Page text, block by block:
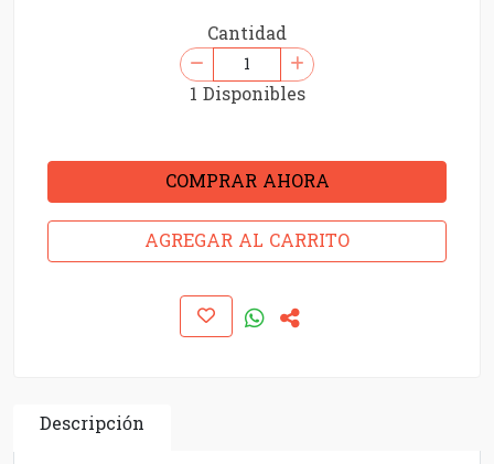
Cantidad
1 Disponibles
COMPRAR AHORA
AGREGAR AL CARRITO
Descripción